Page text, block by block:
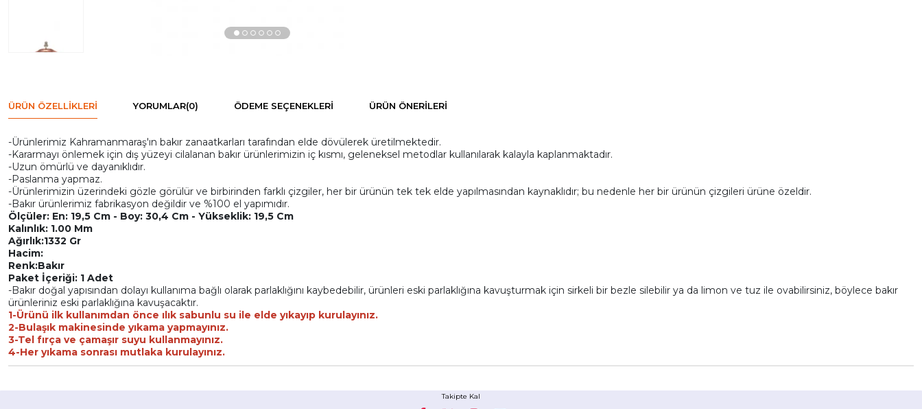
ÜRÜN ÖZELLIKLERI YORUMLAR(0) ÖDEME SEÇENEKLERI ÜRÜN ÖNERILERI
-Ürünlerimiz Kahramanmaraş'ın bakır zanaatkarları tarafından elde dövülerek üretilmektedir.
-Kararmayı önlemek için dış yüzeyi cilalanan bakır ürünlerimizin iç kısmı, geleneksel metodlar kullanılarak kalayla kaplanmaktadır.
-Uzun ömürlü ve dayanıklıdır.
-Paslanma yapmaz.
-Ürünlerimizin üzerindeki gözle görülür ve birbirinden farklı çizgiler, her bir ürünün tek tek elde yapılmasından kaynaklıdır; bu nedenle her bir ürünün çizgileri ürüne özeldir.
-Bakır ürünlerimiz fabrikasyon değildir ve %100 el yapımıdır.
Ölçüler: En: 19,5 Cm - Boy: 30,4 Cm - Yükseklik: 19,5 Cm
Kalınlık: 1.00 Mm
Ağırlık:1332 Gr
Hacim:
Renk:Bakır
Paket İçeriği: 1 Adet
-Bakır doğal yapısından dolayı kullanıma bağlı olarak parlaklığını kaybedebilir, ürünleri eski parlaklığına kavuşturmak için sirkeli bir bezle silebilir ya da limon ve tuz ile ovabilirsiniz, böylece bakır
ürünleriniz eski parlaklığına kavuşacaktır.
1-Ürünü ilk kullanımdan önce ılık sabunlu su ile elde yıkayıp kurulayınız.
2-Bulaşık makinesinde yıkama yapmayınız.
3-Tel fırça ve çamaşır suyu kullanmayınız.
4-Her yıkama sonrası mutlaka kurulayınız.
Takipte Kal